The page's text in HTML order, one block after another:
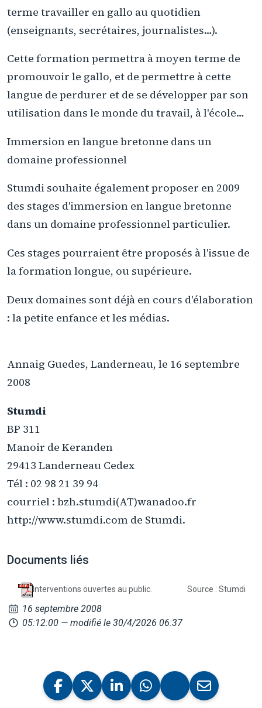
terme travailler en gallo au quotidien
(enseignants, secrétaires, journalistes…).
Cette formation permettra à moyen terme de
promouvoir le gallo, et de permettre à cette
langue de perdurer et de se développer par son
utilisation dans le monde du travail, à l'école…
Immersion en langue bretonne dans un
domaine professionnel
Stumdi souhaite également proposer en 2009
des stages d'immersion en langue bretonne
dans un domaine professionnel particulier.
Ces stages pourraient être proposés à l'issue de
la formation longue, ou supérieure.
Deux domaines sont déjà en cours d'élaboration
: la petite enfance et les médias.
Annaig Guedes, Landerneau, le 16 septembre
2008
Stumdi
BP 311
Manoir de Keranden
29413 Landerneau Cedex
Tél : 02 98 21 39 94
courriel : bzh.stumdi(AT)wanadoo.fr
http://www.stumdi.com de Stumdi.
Documents liés
Interventions ouvertes au public. Source : Stumdi
16 septembre 2008
05:12:00 — modifié le 30/4/2026 06:37